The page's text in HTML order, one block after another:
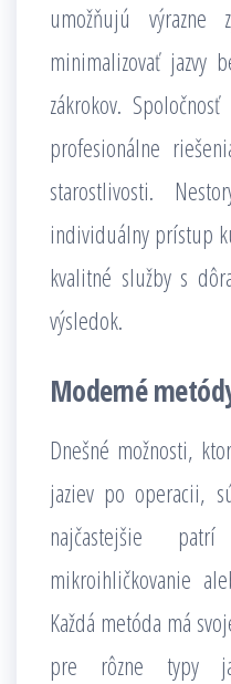
umožňujú
minimalizovať jazvy
zákrokov.
profesionálne
starostlivosti.
individuálny prístup
kvalitné služby s
výsledok.
Moderné
Dnešné možnosti,
jaziev po operacii,
najčastejšie
mikroihličkovanie
Každá metóda má
pre rôzne typy